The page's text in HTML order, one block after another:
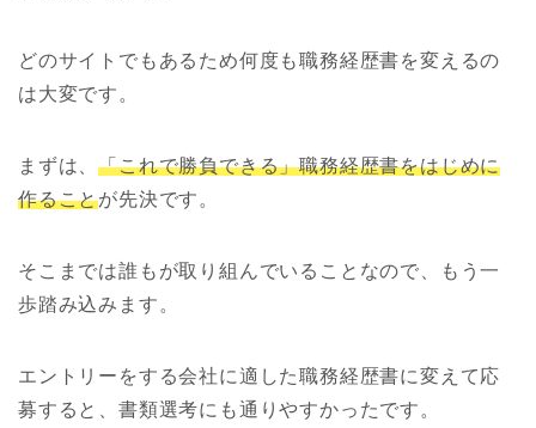
どのサイトでもあるため何度も職務経歴書を変えるの
は大変です。
まずは、「これで勝負できる」職務経歴書をはじめに
作ることが先決です。
そこまでは誰もが取り組んでいることなので、もう一
歩踏み込みます。
エントリーをする会社に適した職務経歴書に変えて応
募すると、書類選考にも通りやすかったです。